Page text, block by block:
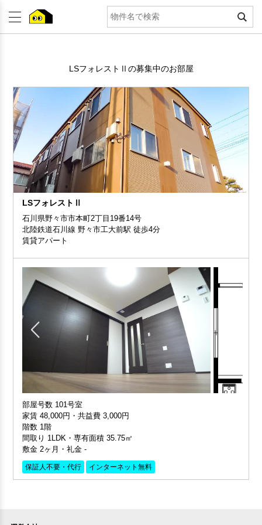
LSフォレストⅡの募集中のお部屋
LSフォレストⅡ
石川県野々市市本町2丁目19番14号
北陸鉄道石川線 野々市工大前駅 徒歩4分
賃貸アパート
部屋号数 101号室
家賃 48,000円・共益費 3,000円
階数 1階
間取り 1LDK・専有面積 35.75㎡
敷金 2ヶ月・礼金 -
保証人不要・代行 インターネット無料